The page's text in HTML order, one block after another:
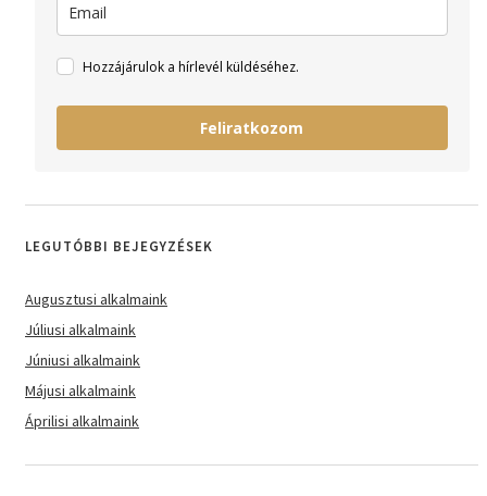
Hozzájárulok a hírlevél küldéséhez.
Feliratkozom
LEGUTÓBBI BEJEGYZÉSEK
Augusztusi alkalmaink
Júliusi alkalmaink
Júniusi alkalmaink
Májusi alkalmaink
Áprilisi alkalmaink